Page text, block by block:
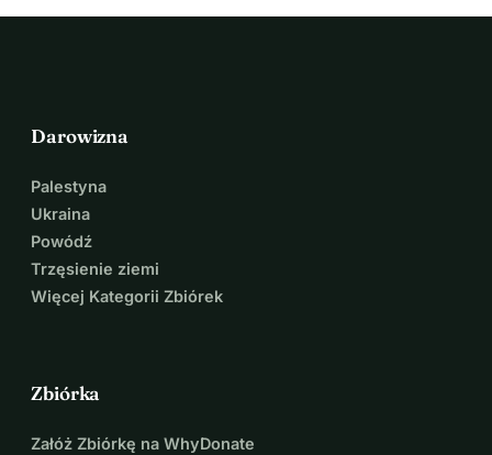
Darowizna
Palestyna
Ukraina
Powódź
Trzęsienie ziemi
Więcej Kategorii Zbiórek
Zbiórka
Załóż Zbiórkę na WhyDonate